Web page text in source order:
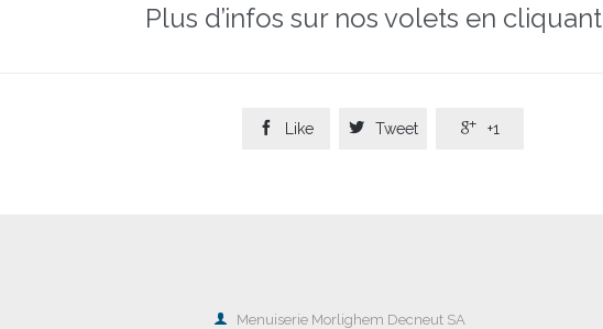
Plus d’infos sur nos volets en cliquant
 Like  Tweet  +1
 Menuiserie Morlighem Decneut SA